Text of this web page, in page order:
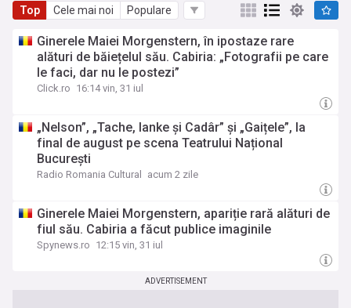
Top Cele mai noi Populare
Ginerele Maiei Morgenstern, în ipostaze rare
alături de băiețelul său. Cabiria: „Fotografii pe care
le faci, dar nu le postezi”
Click.ro 16:14 vin, 31 iul
„Nelson”, „Tache, Ianke și Cadâr” și „Gaițele”, la
final de august pe scena Teatrului Național
București
Radio Romania Cultural acum 2 zile
Ginerele Maiei Morgenstern, apariție rară alături de
fiul său. Cabiria a făcut publice imaginile
Spynews.ro 12:15 vin, 31 iul
ADVERTISEMENT